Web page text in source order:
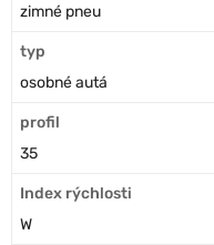
zimné pneu
typ
osobné autá
profil
35
Index rýchlosti
W